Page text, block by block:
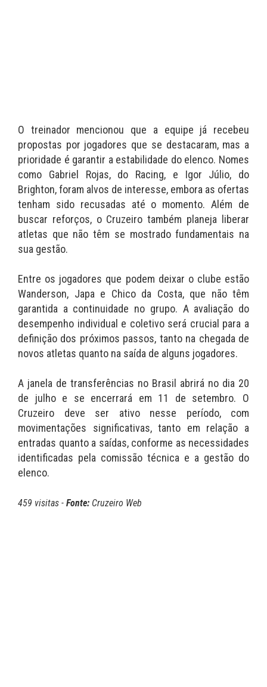
O treinador mencionou que a equipe já recebeu
propostas por jogadores que se destacaram, mas a
prioridade é garantir a estabilidade do elenco. Nomes
como Gabriel Rojas, do Racing, e Igor Júlio, do
Brighton, foram alvos de interesse, embora as ofertas
tenham sido recusadas até o momento. Além de
buscar reforços, o Cruzeiro também planeja liberar
atletas que não têm se mostrado fundamentais na
sua gestão.
Entre os jogadores que podem deixar o clube estão
Wanderson, Japa e Chico da Costa, que não têm
garantida a continuidade no grupo. A avaliação do
desempenho individual e coletivo será crucial para a
definição dos próximos passos, tanto na chegada de
novos atletas quanto na saída de alguns jogadores.
A janela de transferências no Brasil abrirá no dia 20
de julho e se encerrará em 11 de setembro. O
Cruzeiro deve ser ativo nesse período, com
movimentações significativas, tanto em relação a
entradas quanto a saídas, conforme as necessidades
identificadas pela comissão técnica e a gestão do
elenco.
459 visitas - Fonte: Cruzeiro Web